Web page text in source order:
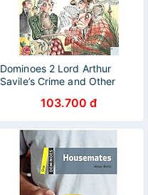
Dominoes 2 Lord Arthur
Savile’s Crime and Other
103.700 đ